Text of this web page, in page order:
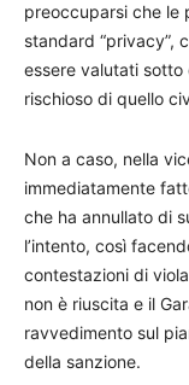
preoccuparsi che le
standard “privacy”,
essere valutati sotto
rischioso di quello
Non a caso, nella
immediatamente
che ha annullato di
l’intento, così
contestazioni di
non è riuscita e il
ravvedimento sul
della sanzione.